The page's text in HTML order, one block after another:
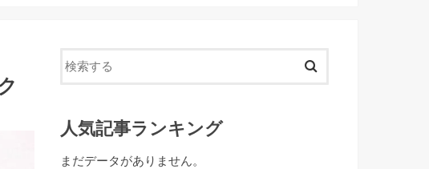
人気記事ランキング
まだデータがありません。